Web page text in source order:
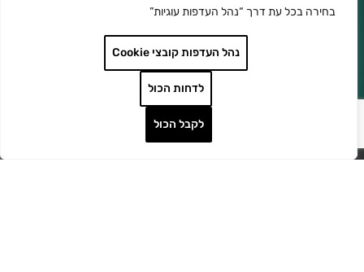
בחירה בכל עת דרך “נהל העדפות עוגיות”
נהל העדפות קובצי Cookie
לדחות הכול
לקבל הכול